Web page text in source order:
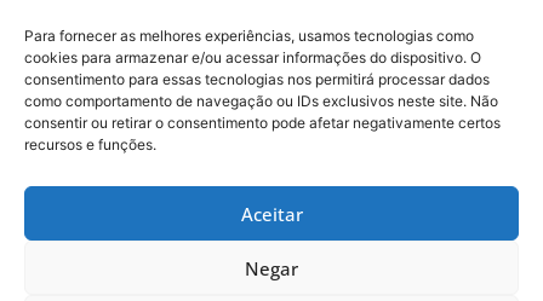
Para fornecer as melhores experiências, usamos tecnologias como
cookies para armazenar e/ou acessar informações do dispositivo. O
consentimento para essas tecnologias nos permitirá processar dados
como comportamento de navegação ou IDs exclusivos neste site. Não
consentir ou retirar o consentimento pode afetar negativamente certos
recursos e funções.
Aceitar
Negar
O técnico do Sub-17, Fabrício Bento, avaliou a
competição: “É um campeonato muito bom e
organizado, estamos revezando, cada jogo
colocamos uma equipe para observar os
jogadores para o ano que vem. A Copa Floripa
dar oportunidade a todos jogarem e mostrar o
A Copa Floripa Brasil é parceira da Gothia Cup,